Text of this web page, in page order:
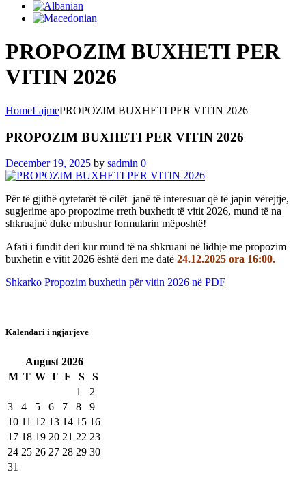
PROPOZIM BUXHETI PER
VITIN 2026
HomeLajmePROPOZIM BUXHETI PER VITIN 2026
PROPOZIM BUXHETI PER VITIN 2026
December 19, 2025 by sadmin 0
Për të gjithë qytetarët të cilët janë të interesuar që të japin vërejtje,
sugjerime apo propozime rreth buxhetit të vitit 2026, mund të na
shkruajnë duke mbushur formularin mëposhtë!
Afati i fundit deri kur mund të na shkruani në lidhje me propozim
buxhetin e vitit 2026 është deri me datë 24.12.2025 ora 16:00.
Shkarko Propozim buxhetin për vitin 2026 në PDF
Kalendari i ngjarjeve
August 2026
M T W T F S
S
1
2
3
4 5 6 7 8
9
10 11 12 13 14 15 16
17 18 19 20 21 22 23
24 25 26 27 28 29 30
31